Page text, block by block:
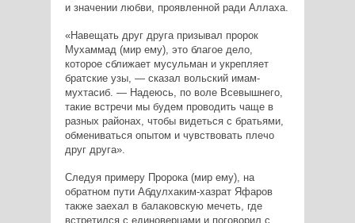
и значении любви, проявленной ради Аллаха.
«Навещать друг друга призывал пророк
Мухаммад (мир ему), это благое дело,
которое сближает мусульман и укрепляет
братские узы, — сказал вольский имам-
мухтасиб. — Надеюсь, по воле Всевышнего,
такие встречи мы будем проводить чаще в
разных районах, чтобы видеться с братьями,
обмениваться опытом и чувствовать плечо
друг друга».
Следуя примеру Пророка (мир ему), на
обратном пути Абдулхаким-хазрат Яфаров
также заехал в балаковскую мечеть, где
встретился с единоверцами и поговорил с